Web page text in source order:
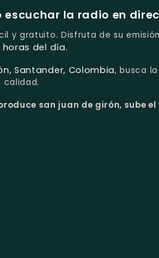
escuchar la radio en
y gratuito. Disfruta de su
horas del día.
Santander, Colombia, busca
calidad.
san juan de girón, sube